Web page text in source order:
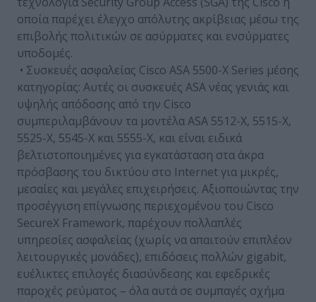
οποία παρέχει έλεγχο απόλυτης ακρίβειας μέσω της
επιβολής πολιτικών σε ασύρματες και ενσύρματες
υποδομές.
• Συσκευές ασφαλείας Cisco ASA 5500-X Series μέσης
κατηγορίας: Αυτές οι συσκευές ASA νέας γενιάς και
υψηλής απόδοσης από την Cisco
συμπεριλαμβάνουν τα μοντέλα ASA 5512-X, 5515-X,
5525-X, 5545-X και 5555-X, και είναι ειδικά
βελτιστοποιημένες για εγκατάσταση στα άκρα
πρόσβασης του δικτύου στο Internet για μικρές,
μεσαίες και μεγάλες επιχειρήσεις. Αξιοποιώντας την
προσέγγιση επίγνωσης περιεχομένου του Cisco
SecureX Framework, παρέχουν πολλαπλές
υπηρεσίες ασφαλείας (χωρίς να απαιτούν επιπλέον
λειτουργικές μονάδες), επιδόσεις πολλών gigabit,
ευέλικτες επιλογές διασύνδεσης και εφεδρικές
παροχές ρεύματος – όλα αυτά σε συμπαγές σχήμα